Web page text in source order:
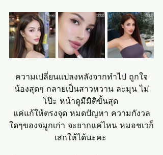
ความเปลี่ยนแปลงหลังจากทำไป ถูกใจ
น้องสุดๆ กลายเป็นสาวหวาน ละมุน ไม่
โป๊ะ หน้าดูมีมิติขั้นสุด
แค่แก้ให้ตรงจุด หมดปัญหา ความกังวล
ใดๆของจมูกเก่า จะยากแค่ไหน หมอชเวก็
เสกให้ได้นะคะ